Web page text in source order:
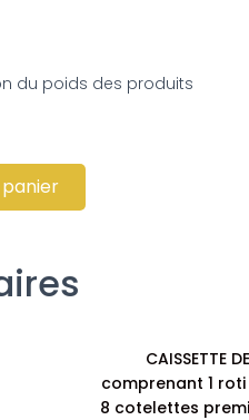
du poids des produits
CAISSETTE
comprenant 1 roti
8 cotelettes